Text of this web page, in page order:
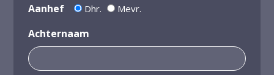
Aanhef Dhr. Mevr.
Achternaam